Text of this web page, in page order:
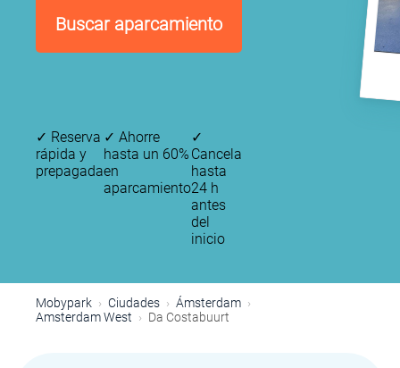
Buscar aparcamiento
✓ Reserva
rápida y
prepagada
✓ Ahorre
hasta un 60%
en
aparcamiento
✓
Cancela
hasta
24 h
antes
del
inicio
Mobypark Ciudades
Ámsterdam
Amsterdam West
Da Costabuurt